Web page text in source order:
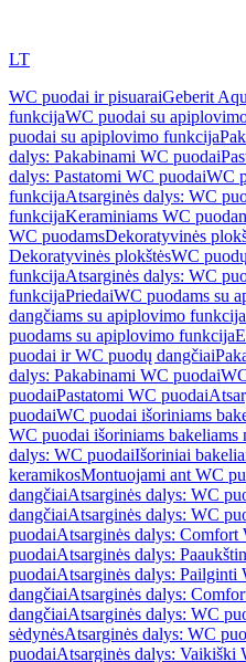
LT
WC puodai ir pisuaraiGeberit
funkcijaWC puodai su
puodai su apiplovimo funkcija
dalys: Pakabinami WC puodai
dalys: Pastatomi WC puodaiWC
funkcijaAtsarginės dalys: WC
funkcijaKeraminiams WC
WC puodamsDekoratyvinės
Dekoratyvinės plokštėsWC
funkcijaAtsarginės dalys: WC
funkcijaPriedaiWC puodams su
dangčiams su apiplovimo funkcija
puodams su apiplovimo funkcija
puodai ir WC puodų dangčiai
dalys: Pakabinami WC puodai
puodaiPastatomi WC puodai
puodaiWC puodai išoriniams
WC puodai išoriniams bakeliams
dalys: WC puodaiIšoriniai
keramikosMontuojami ant WC
dangčiaiAtsarginės dalys: WC
dangčiaiAtsarginės dalys: WC
puodaiAtsarginės dalys: Comfort
puodaiAtsarginės dalys:
puodaiAtsarginės dalys: Pailginti
dangčiaiAtsarginės dalys:
dangčiaiAtsarginės dalys: WC
sėdynėsAtsarginės dalys: WC
puodaiAtsarginės dalys: Vaikiški